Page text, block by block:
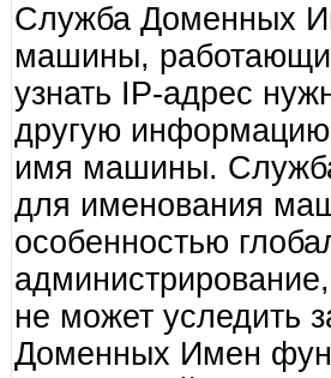
Служба Доменных
машины,
узнать IP-адрес
другую
имя машины.
для именования
особенностью
не может уследить
Доменных Имен